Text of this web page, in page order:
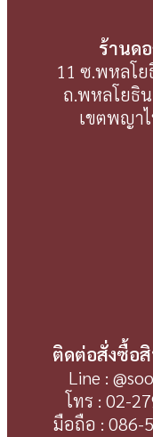
ร้านด
11 ซ.พหลโ
ถ.พหลโยธิ
เขตพญา
ติดต่อสั่งซื้อ
Line :
โทร : 02-
มือถือ : 086-